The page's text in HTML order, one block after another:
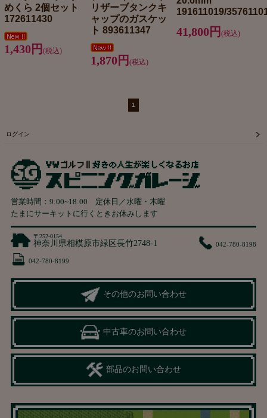
めくら 2個セット
172611430
1,430円 (税込)
リザーブタンクキ
ャップのガスケッ
ト 893611347
1,870円 (税込)
191611019/
41,800円(税込)
1
ログイン
営業時間： 9:00~18:00 定休日／水曜・木曜
たまにサーキットに行くときお休みします
〒252-0154
神奈川県相模原市緑区長竹2748-1 042-780-8198
042-780-8199
その他のお問い合わせ
中古車のお問い合わせ
部品のお問い合わせ